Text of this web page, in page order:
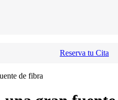
Reserva tu Cita
de fibra